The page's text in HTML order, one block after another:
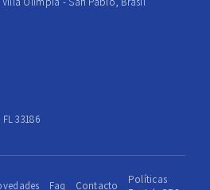
33186
Faq Contacto
Políticas